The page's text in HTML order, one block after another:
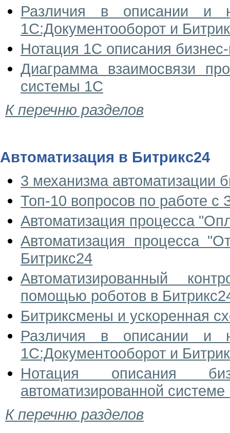
Различия в описании и
1С:Документооборот и
Нотация 1С описания
Диаграмма взаимосвязи
системы 1С
К перечню разделов
Автоматизация в Битрикс24
3 механизма автоматизации
Топ-10 вопросов по работе с
Автоматизация процесса
Автоматизация процесса
Битрикс24
Автоматизированный
помощью роботов в
Битриксмены и ускоренная
Различия в описании и
1С:Документооборот и
Нотация описания
автоматизированной системе
К перечню разделов